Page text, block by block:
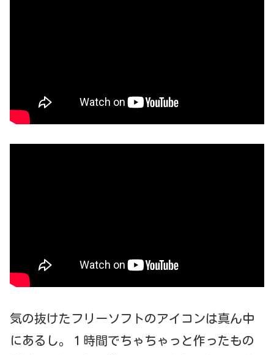
気の抜けたフリーソフトのアイコンは真ん中
にあるし。１時間でちゃちゃっと作ったもの